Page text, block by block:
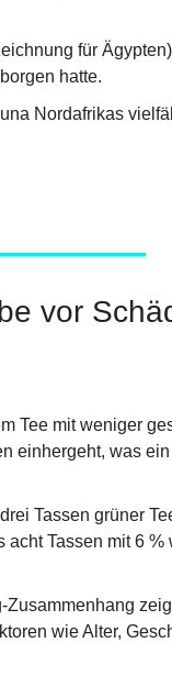
für
hatte.
Nordafrikas
vor
Tee mit weniger
einhergeht, was
Tassen grüner
Tassen mit 6 %
wie Alter,